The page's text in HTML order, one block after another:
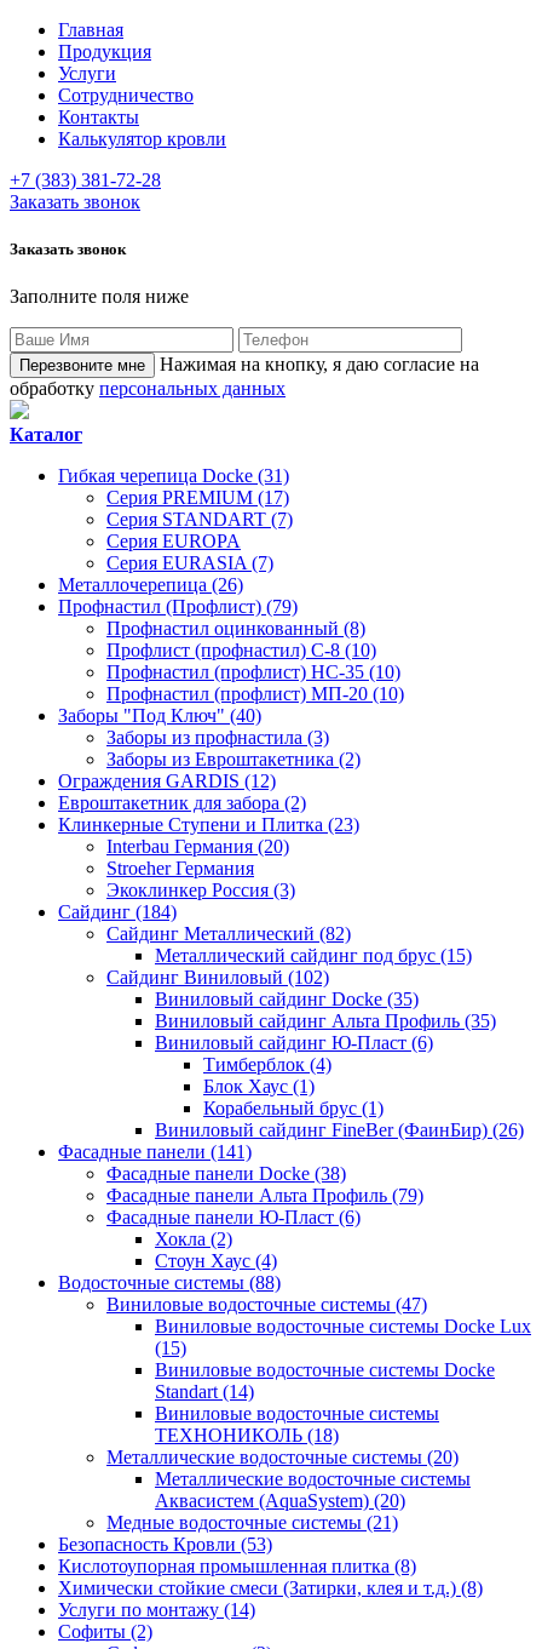
Главная
Продукция
Услуги
Сотрудничество
Контакты
Калькулятор кровли
+7 (383) 381-72-28
Заказать звонок
Заказать звонок
Заполните поля ниже
Нажимая на кнопку, я даю согласие на
обработку персональных данных
Каталог
Гибкая черепица Docke (31)
Серия PREMIUM (17)
Серия STANDART (7)
Серия EUROPA
Серия EURASIA (7)
Металлочерепица (26)
Профнастил (Профлист) (79)
Профнастил оцинкованный (8)
Профлист (профнастил) С-8 (10)
Профнастил (профлист) НС-35 (10)
Профнастил (профлист) МП-20 (10)
Заборы "Под Ключ" (40)
Заборы из профнастила (3)
Заборы из Евроштакетника (2)
Ограждения GARDIS (12)
Евроштакетник для забора (2)
Клинкерные Ступени и Плитка (23)
Interbau Германия (20)
Stroeher Германия
Экоклинкер Россия (3)
Сайдинг (184)
Сайдинг Металлический (82)
Металлический сайдинг под брус (15)
Сайдинг Виниловый (102)
Виниловый сайдинг Docke (35)
Виниловый сайдинг Альта Профиль (35)
Виниловый сайдинг Ю-Пласт (6)
Тимберблок (4)
Блок Хаус (1)
Корабельный брус (1)
Виниловый сайдинг FineBer (ФаинБир) (26)
Фасадные панели (141)
Фасадные панели Docke (38)
Фасадные панели Альта Профиль (79)
Фасадные панели Ю-Пласт (6)
Хокла (2)
Стоун Хаус (4)
Водосточные системы (88)
Виниловые водосточные системы (47)
Виниловые водосточные системы Docke Lux
(15)
Виниловые водосточные системы Docke
Standart (14)
Виниловые водосточные системы
ТЕХНОНИКОЛЬ (18)
Металлические водосточные системы (20)
Металлические водосточные системы
Аквасистем (AquaSystem) (20)
Медные водосточные системы (21)
Безопасность Кровли (53)
Кислотоупорная промышленная плитка (8)
Химически стойкие смеси (Затирки, клея и т.д.) (8)
Услуги по монтажу (14)
Софиты (2)